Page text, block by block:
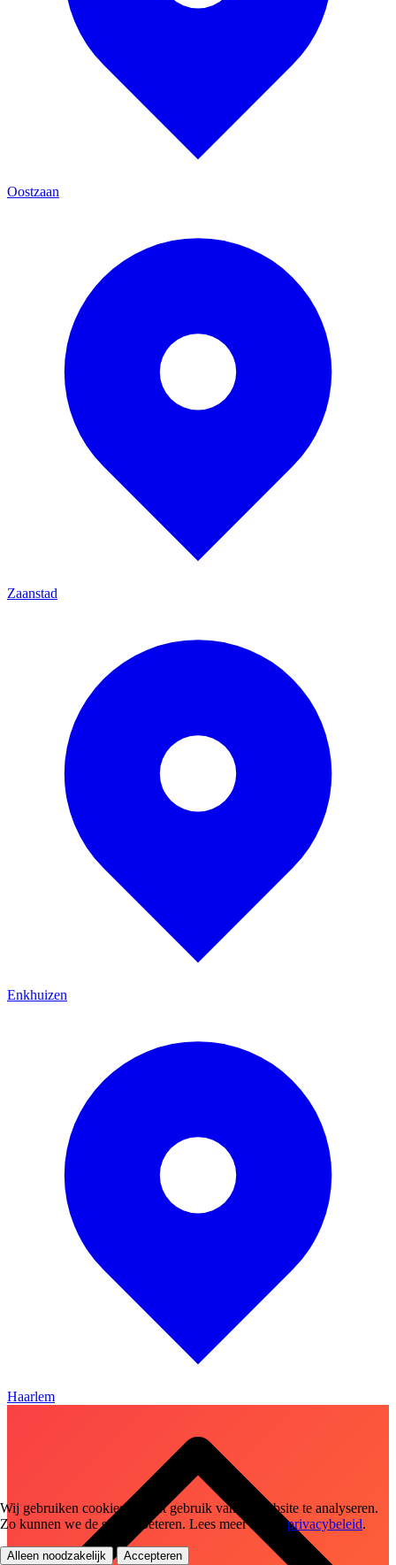
Oostzaan
Zaanstad
Enkhuizen
Haarlem
Wij gebruiken cookies om het gebruik van de website te analyseren.
Zo kunnen we de site verbeteren. Lees meer in onsprivacybeleid.
Alleen noodzakelijk Accepteren